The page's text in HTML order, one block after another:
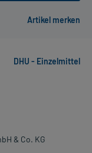
DHU - Einzelmittel
& Co. KG